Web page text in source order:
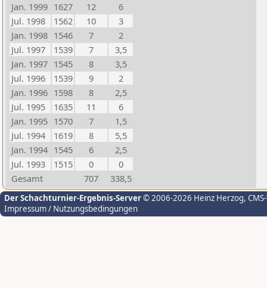
Jan. 1999 1627 12
6
Jul. 1998
1562 10
3
Jan. 1998 1546 7
2
Jul. 1997
1539 7
3,5
Jan. 1997 1545 8
3,5
Jul. 1996
1539 9
2
Jan. 1996 1598 8
2,5
Jul. 1995
1635 11
6
Jan. 1995 1570 7
1,5
Jul. 1994
1619 8
5,5
Jan. 1994 1545 6
2,5
Jul. 1993
1515 0
0
Gesamt
707 338,5
Der Schachturnier-Ergebnis-Server© 2006-2026 Heinz Herzog,
Impressum / Nutzungsbedingungen